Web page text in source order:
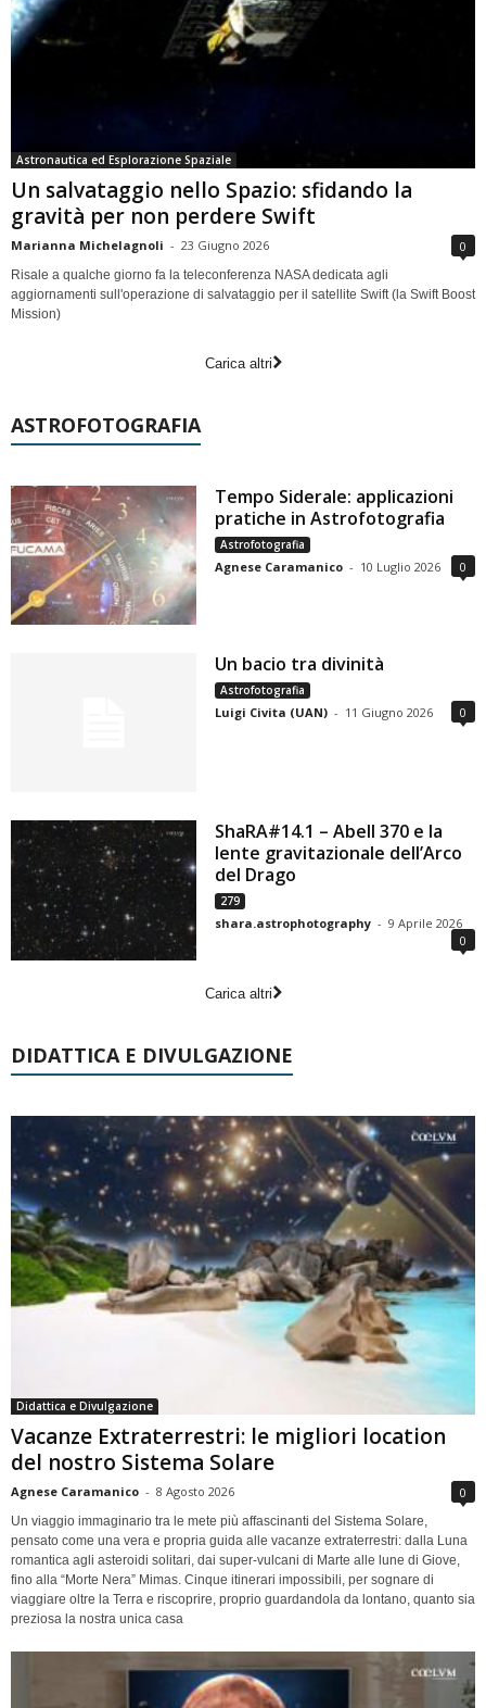
Astronautica ed Esplorazione Spaziale
Un salvataggio nello Spazio: sfidando la
gravità per non perdere Swift
Marianna Michelagnoli - 23 Giugno 2026 0
Risale a qualche giorno fa la teleconferenza NASA dedicata agli
aggiornamenti sull'operazione di salvataggio per il satellite Swift (la Swift Boost
Mission)
Carica altri
ASTROFOTOGRAFIA
Tempo Siderale: applicazioni
pratiche in Astrofotografia
Astrofotografia
Agnese Caramanico - 10 Luglio 2026 0
Un bacio tra divinità
Astrofotografia
Luigi Civita (UAN) - 11 Giugno 2026 0
ShaRA#14.1 – Abell 370 e la
lente gravitazionale dell’Arco
del Drago
279
shara.astrophotography - 9 Aprile 2026
0
Carica altri
DIDATTICA E DIVULGAZIONE
Didattica e Divulgazione
Vacanze Extraterrestri: le migliori location
del nostro Sistema Solare
Agnese Caramanico - 8 Agosto 2026 0
Un viaggio immaginario tra le mete più affascinanti del Sistema Solare,
pensato come una vera e propria guida alle vacanze extraterrestri: dalla Luna
romantica agli asteroidi solitari, dai super-vulcani di Marte alle lune di Giove,
fino alla “Morte Nera” Mimas. Cinque itinerari impossibili, per sognare di
viaggiare oltre la Terra e riscoprire, proprio guardandola da lontano, quanto sia
preziosa la nostra unica casa